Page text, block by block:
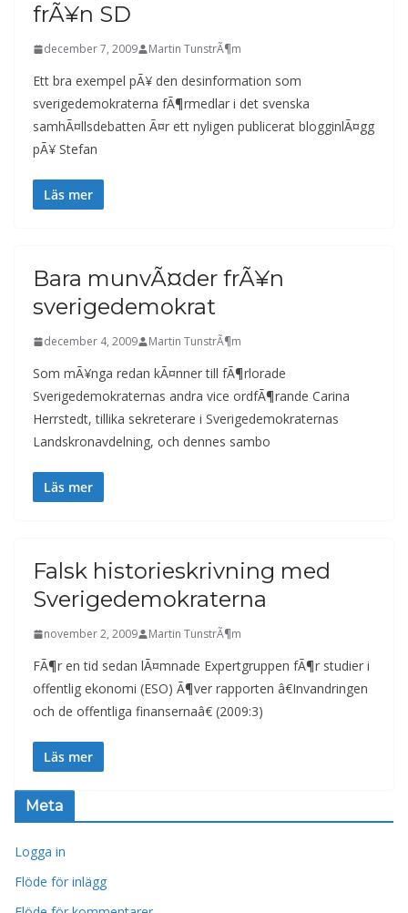
frÃ¥n SD
december 7, 2009 Martin TunstrÃ¶m
Ett bra exempel pÃ¥ den desinformation som
sverigedemokraterna fÃ¶rmedlar i det svenska
samhÃ¤llsdebatten Ã¤r ett nyligen publicerat blogginlÃ¤gg
pÃ¥ Stefan
Läs mer
Bara munvÃ¤der frÃ¥n
sverigedemokrat
december 4, 2009 Martin TunstrÃ¶m
Som mÃ¥nga redan kÃ¤nner till fÃ¶rlorade
Sverigedemokraternas andra vice ordfÃ¶rande Carina
Herrstedt, tillika sekreterare i Sverigedemokraternas
Landskronavdelning, och dennes sambo
Läs mer
Falsk historieskrivning med
Sverigedemokraterna
november 2, 2009 Martin TunstrÃ¶m
FÃ¶r en tid sedan lÃ¤mnade Expertgruppen fÃ¶r studier i
offentlig ekonomi (ESO) Ã¶ver rapporten â€Invandringen
och de offentliga finansernaâ€ (2009:3)
Läs mer
Meta
Logga in
Flöde för inlägg